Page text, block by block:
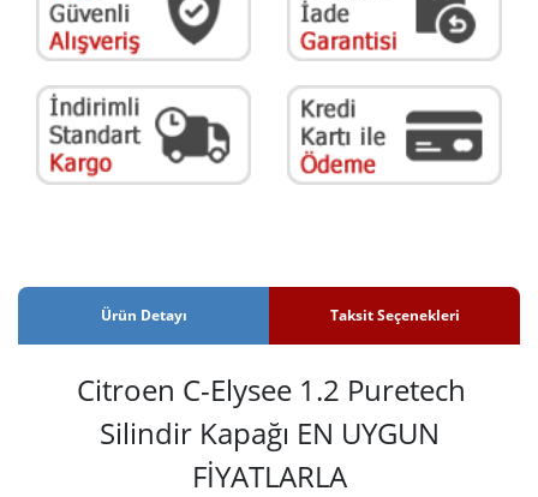
Ürün Detayı Taksit Seçenekleri
Citroen C-Elysee 1.2 Puretech
Silindir Kapağı EN UYGUN
FİYATLARLA